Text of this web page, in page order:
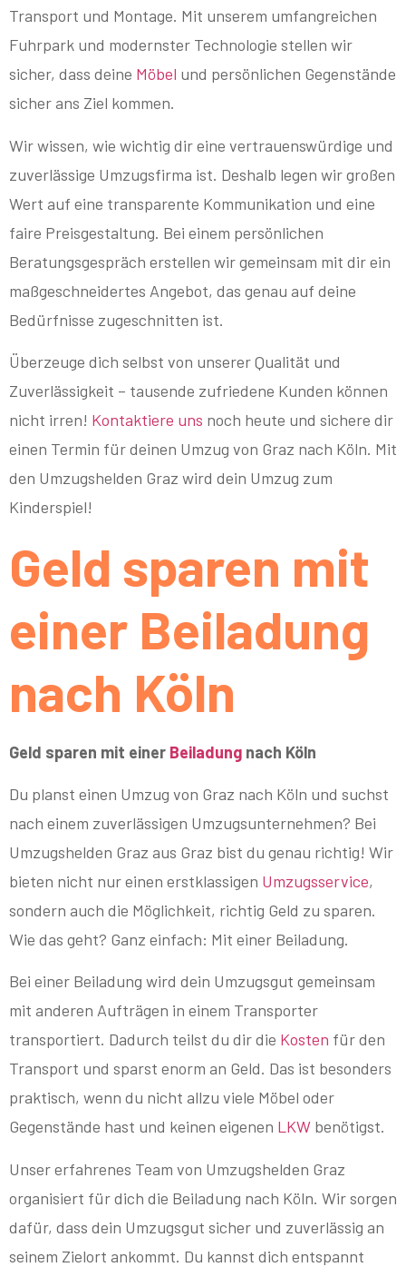
Transport und Montage. Mit unserem umfangreichen
Fuhrpark und modernster Technologie stellen wir
sicher, dass deine Möbel und persönlichen Gegenstände
sicher ans Ziel kommen.
Wir wissen, wie wichtig dir eine vertrauenswürdige und
zuverlässige Umzugsfirma ist. Deshalb legen wir großen
Wert auf eine transparente Kommunikation und eine
faire Preisgestaltung. Bei einem persönlichen
Beratungsgespräch erstellen wir gemeinsam mit dir ein
maßgeschneidertes Angebot, das genau auf deine
Bedürfnisse zugeschnitten ist.
Überzeuge dich selbst von unserer Qualität und
Zuverlässigkeit – tausende zufriedene Kunden können
nicht irren! Kontaktiere uns noch heute und sichere dir
einen Termin für deinen Umzug von Graz nach Köln. Mit
den Umzugshelden Graz wird dein Umzug zum
Kinderspiel!
Geld sparen mit
einer Beiladung
nach Köln
Geld sparen mit einer Beiladung nach Köln
Du planst einen Umzug von Graz nach Köln und suchst
nach einem zuverlässigen Umzugsunternehmen? Bei
Umzugshelden Graz aus Graz bist du genau richtig! Wir
bieten nicht nur einen erstklassigen Umzugsservice,
sondern auch die Möglichkeit, richtig Geld zu sparen.
Wie das geht? Ganz einfach: Mit einer Beiladung.
Bei einer Beiladung wird dein Umzugsgut gemeinsam
mit anderen Aufträgen in einem Transporter
transportiert. Dadurch teilst du dir die Kosten für den
Transport und sparst enorm an Geld. Das ist besonders
praktisch, wenn du nicht allzu viele Möbel oder
Gegenstände hast und keinen eigenen LKW benötigst.
Unser erfahrenes Team von Umzugshelden Graz
organisiert für dich die Beiladung nach Köln. Wir sorgen
dafür, dass dein Umzugsgut sicher und zuverlässig an
seinem Zielort ankommt. Du kannst dich entspannt